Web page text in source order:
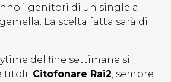
i genitori di un single a
La scelta fatta sarà di
del fine settimane si
titoli: Citofonare Rai2, sempre